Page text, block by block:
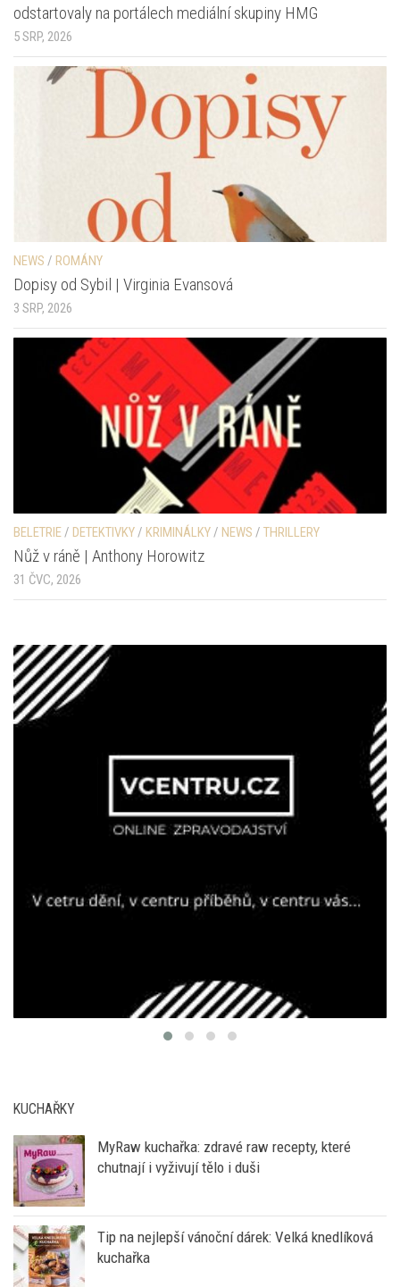
odstartovaly na portálech mediální skupiny HMG
5 SRP, 2026
NEWS / ROMÁNY
Dopisy od Sybil | Virginia Evansová
3 SRP, 2026
BELETRIE/ DETEKTIVKY/ KRIMINÁLKY/ NEWS / THRILLERY
Nůž v ráně | Anthony Horowitz
31 ČVC, 2026
KUCHAŘKY
MyRaw kuchařka: zdravé raw recepty, které
chutnají i vyživují tělo i duši
Tip na nejlepší vánoční dárek: Velká knedlíková
kuchařka